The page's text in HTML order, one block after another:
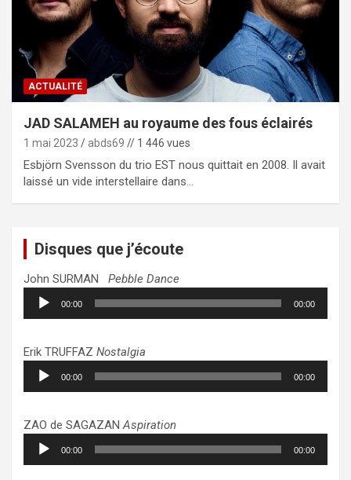
ACTUALITÉ
JAD SALAMEH au royaume des fous éclairés
1 mai 2023 abds69 // 1 446 vues
Esbjörn Svensson du trio EST nous quittait en 2008. Il avait
laissé un vide interstellaire dans…
Disques que j’écoute
John SURMAN Pebble Dance
Lecteur
audio
00:00 00:00
Erik TRUFFAZ Nostalgia
Lecteur
audio
00:00 00:00
ZAO de SAGAZANAspiration
Lecteur
audio
00:00 00:00